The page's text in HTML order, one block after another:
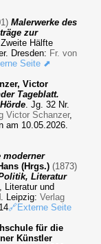
Malerwerke des
zur
Hälfte
Dresden: Fr. von
Seite ⬈
Victor
Tageblatt.
. Jg. 32 Nr.
Victor Schanzer,
am 10.05.2026.
moderner
(Hrgs.) (1873)
Literatur
und
Leipzig:Verlag
🔗Externe Seite
für die
Künstler